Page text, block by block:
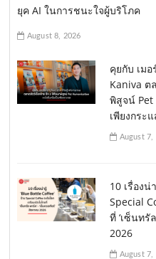
ยุค AI ในการชนะใจผู้บริโภค
August 8, 2026
คุยกับ เม
Kaniva ต
พิสูจน์ Pet
เพียงกระ
August 7,
10 เรื่องน่
Special
ที่ ‘เซ็นทรั
2026
August 7,